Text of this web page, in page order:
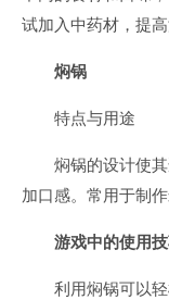
试加入中药材，提高
焖锅
特点与用途
焖锅的设计使
加口感。常用于制
游戏中的使用
利用焖锅可以